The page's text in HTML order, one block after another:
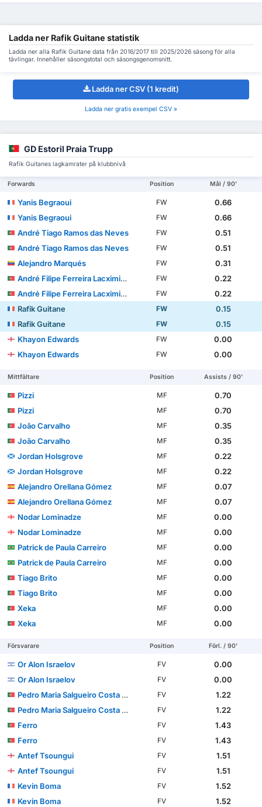
Ladda ner Rafik Guitane statistik
Ladda ner alla Rafik Guitane data från 2016/2017 till 2025/2026 säsong för alla
tävlingar. Innehåller säsongstotal och säsongsgenomsnitt.
Ladda ner CSV (1 kredit)
Ladda ner gratis exempel CSV »
GD Estoril Praia Trupp
Rafik Guitanes lagkamrater på klubbnivå
Forwards Position Mål / 90'
Yanis Begraoui FW
0.66
Yanis Begraoui
FW
0.66
André Tiago Ramos das Neves
FW
0.51
André Tiago Ramos das Neves
FW
0.51
Alejandro Marqués
FW
0.31
André Filipe Ferreira Lacximicant
FW
0.22
André Filipe Ferreira Lacximicant
FW
0.22
Rafik Guitane
FW
0.15
Rafik Guitane
FW
0.15
Khayon Edwards
FW
0.00
Khayon Edwards
FW 0.00
Mittfältare Position Assists / 90'
Pizzi MF
0.70
Pizzi
MF
0.70
João Carvalho
MF
0.35
João Carvalho
MF
0.35
Jordan Holsgrove
MF
0.22
Jordan Holsgrove
MF
0.22
Alejandro Orellana Gómez
MF
0.07
Alejandro Orellana Gómez
MF
0.07
Nodar Lominadze
MF
0.00
Nodar Lominadze
MF
0.00
Patrick de Paula Carreiro
MF
0.00
Patrick de Paula Carreiro
MF
0.00
Tiago Brito
MF
0.00
Tiago Brito
MF
0.00
Xeka
MF
0.00
Xeka
MF 0.00
Försvarare Position Förl. / 90'
Or Alon Israelov FV
0.00
Or Alon Israelov
FV
0.00
Pedro Maria Salgueiro Costa Pessoa Carvalho
FV
1.22
Pedro Maria Salgueiro Costa Pessoa Carvalho
FV
1.22
Ferro
FV
1.43
Ferro
FV
1.43
Antef Tsoungui
FV
1.51
Antef Tsoungui
FV
1.51
Kevin Boma
FV
1.52
Kevin Boma
FV 1.52